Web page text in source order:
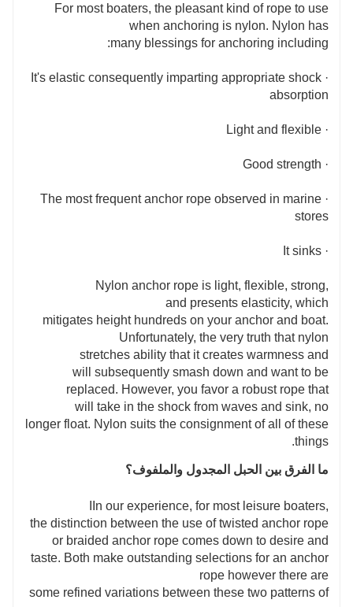
For most boaters, the pleasant kind of rope to use
when anchoring is nylon. Nylon has
many blessings for anchoring including:
· It's elastic consequently imparting appropriate shock
absorption
· Light and flexible
· Good strength
· The most frequent anchor rope observed in marine
stores
· It sinks
Nylon anchor rope is light, flexible, strong,
and presents elasticity, which
mitigates height hundreds on your anchor and boat.
Unfortunately, the very truth that nylon
stretches ability that it creates warmness and
will subsequently smash down and want to be
replaced. However, you favor a robust rope that
will take in the shock from waves and sink, no
longer float. Nylon suits the consignment of all of these
things.
ما الفرق بين الحبل المجدول والملفوف؟
IIn our experience, for most leisure boaters,
the distinction between the use of twisted anchor rope
or braided anchor rope comes down to desire and
taste. Both make outstanding selections for an anchor
rope however there are
some refined variations between these two patterns of